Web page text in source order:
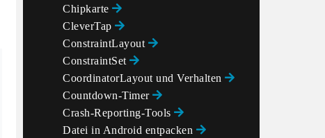
Chipkarte
CleverTap
ConstraintLayout
ConstraintSet
CoordinatorLayout und Verhalten
Countdown-Timer
Crash-Reporting-Tools
Datei in Android entpacken